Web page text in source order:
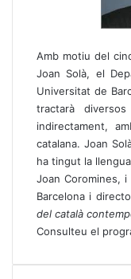
Amb motiu del
Joan Solà, el
Universitat de
tractarà
indirectament,
catalana. Joan
ha tingut la
Joan Coromines,
Barcelona i
del català
Consulteu el